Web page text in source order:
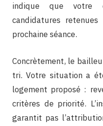
indique que votre
candidatures
prochaine séance.
Concrètement, le
tri. Votre situation a
logement proposé :
critères de priorité.
garantit pas